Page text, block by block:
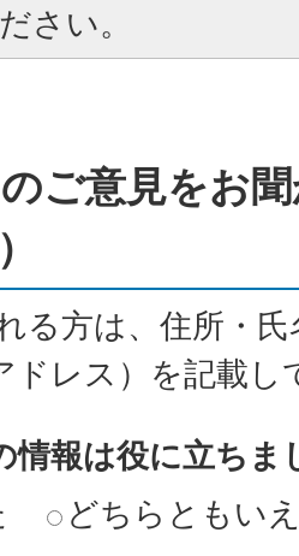
さい。
ご意見をお
る方は、住所・
ドレス）を記載し
情報は役に立ちま
どちらともい